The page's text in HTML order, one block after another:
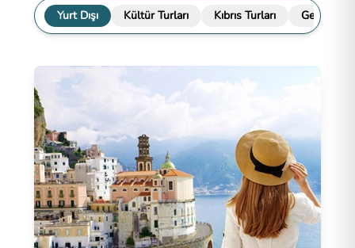
Yurt Dışı Kültür Turları Kıbrıs Turları Gemi